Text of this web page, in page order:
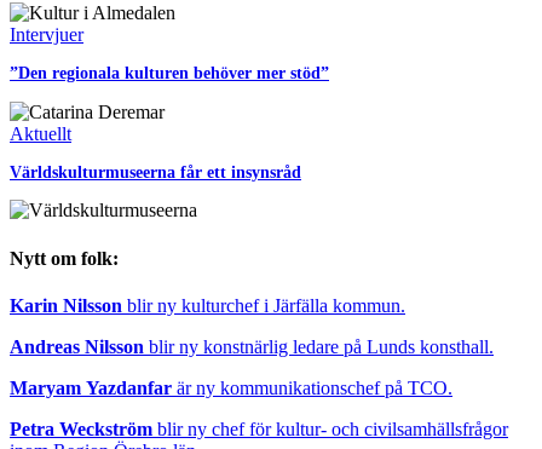
Intervjuer
”Den regionala kulturen behöver mer stöd”
Aktuellt
Världskulturmuseerna får ett insynsråd
Nytt om folk:
Karin Nilsson blir ny kulturchef i Järfälla kommun.
Andreas Nilsson blir ny konstnärlig ledare på Lunds konsthall.
Maryam Yazdanfar är ny kommunikationschef på TCO.
Petra Weckström blir ny chef för kultur- och civilsamhällsfrågor